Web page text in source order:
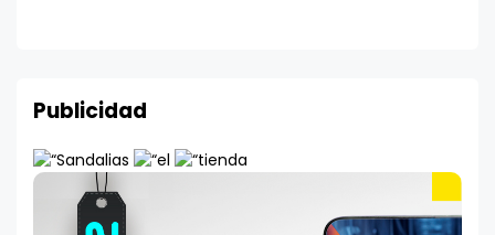
Publicidad